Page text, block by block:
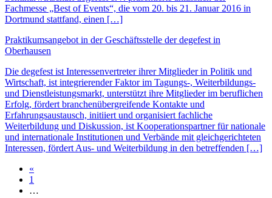
Fachmesse „Best of Events“, die vom 20. bis 21. Januar 2016 in
Dortmund stattfand, einen […]
Praktikumsangebot in der Geschäftsstelle der degefest in
Oberhausen
Die degefest ist Interessenvertreter ihrer Mitglieder in Politik und
Wirtschaft, ist integrierender Faktor im Tagungs-, Weiterbildungs-
und Dienstleistungsmarkt, unterstützt ihre Mitglieder im beruflichen
Erfolg, fördert branchenübergreifende Kontakte und
Erfahrungsaustausch, initiiert und organisiert fachliche
Weiterbildung und Diskussion, ist Kooperationspartner für nationale
und internationale Institutionen und Verbände mit gleichgerichteten
Interessen, fördert Aus- und Weiterbildung in den betreffenden […]
«
1
…